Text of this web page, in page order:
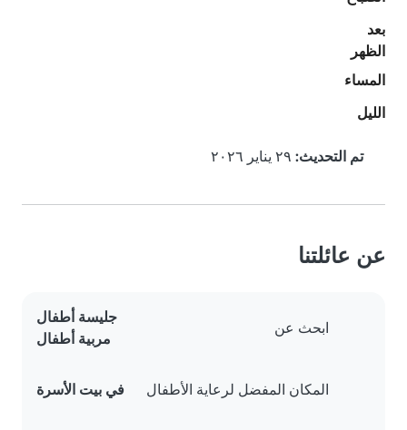
بعد
الظهر
المساء
الليل
تم التحديث:
عن عائلتنا
ابحث عن
جليسة أطفال
مربية أطفال
المكان المفضل لرعاية الأطفال في بيت الأسرة